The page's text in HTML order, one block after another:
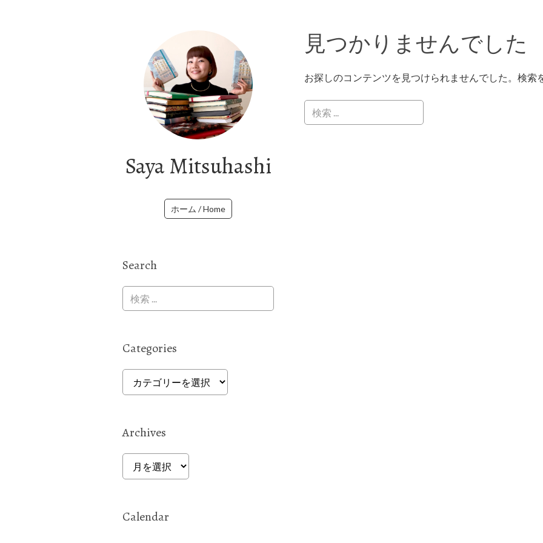
Saya Mitsuhashi
ホーム / Home
見つかりませんでした
お探しのコンテンツを見つけられませんでした。検索
Search
Categories
Categories
Archives
Archives
Calendar